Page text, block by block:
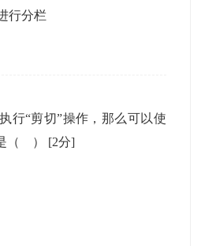
行分栏
行“剪切”操作，那么可以使
（ ） [2分]